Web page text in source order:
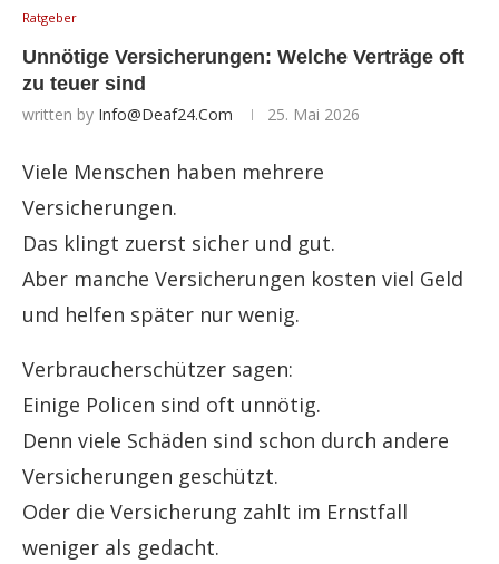
Ratgeber
Unnötige Versicherungen: Welche Verträge oft
zu teuer sind
written by Info@deaf24.com 25. Mai 2026
Viele Menschen haben mehrere
Versicherungen.
Das klingt zuerst sicher und gut.
Aber manche Versicherungen kosten viel Geld
und helfen später nur wenig.
Verbraucherschützer sagen:
Einige Policen sind oft unnötig.
Denn viele Schäden sind schon durch andere
Versicherungen geschützt.
Oder die Versicherung zahlt im Ernstfall
weniger als gedacht.